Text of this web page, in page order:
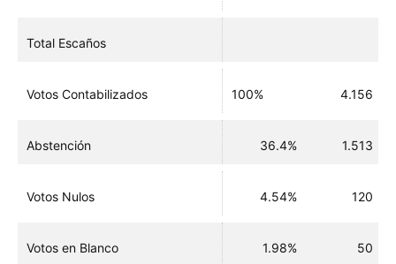
Total Escaños
Votos Contabilizados 100% 4.156
Abstención 36.4% 1.513
Votos Nulos 4.54% 120
Votos en Blanco 1.98% 50